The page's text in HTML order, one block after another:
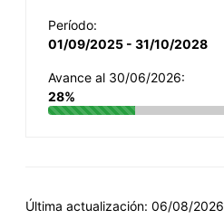
Período:
01/09/2025 - 31/10/2028
Avance al 30/06/2026:
28%
Última actualización: 06/08/2026